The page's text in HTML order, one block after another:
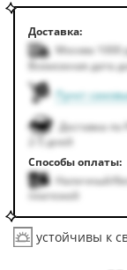
Доставка:
Москва 1000
Возможная дата
Пункт
Доставка по
2-5 дней
Способы оплаты:
Наличный/
платежей
устойчивы к